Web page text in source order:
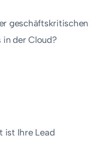
geschäftskritischen
in der Cloud?
ist Ihre Lead